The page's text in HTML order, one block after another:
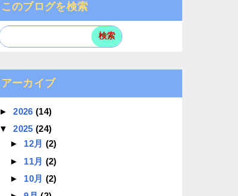
このブログを検索
アーカイブ
►2026(14)
▼2025(24)
► 12月 (2)
► 11月 (2)
► 10月 (2)